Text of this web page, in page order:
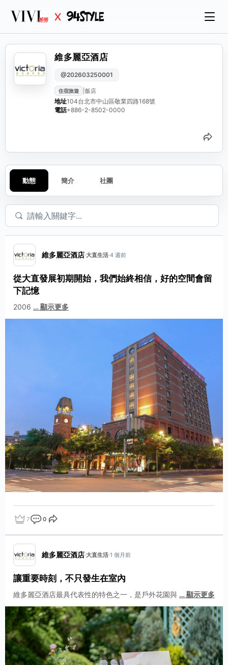
維多麗亞酒店
@202603250001
住宿旅遊 飯店
地址104台北市中山區敬業四路168號
電話+886-2-8502-0000
分
動態 簡介 社團
維多麗亞酒店·大直生活·4 週前
從大直發展初期開始，我們始終相信，好的空間會留
下記憶
2006 …顯示更多
點讚 7評論 0分享
維多麗亞酒店·大直生活·1 個月前
讓重要時刻，不只發生在室內
維多麗亞酒店最具代表性的特色之一，是戶外花園與 …顯示更多